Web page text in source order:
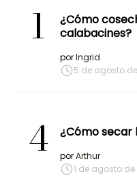
1
¿Cómo
calabacines?
porIngrid
5 de agosto
4 ¿Cómo
porArthur
1 de agosto de